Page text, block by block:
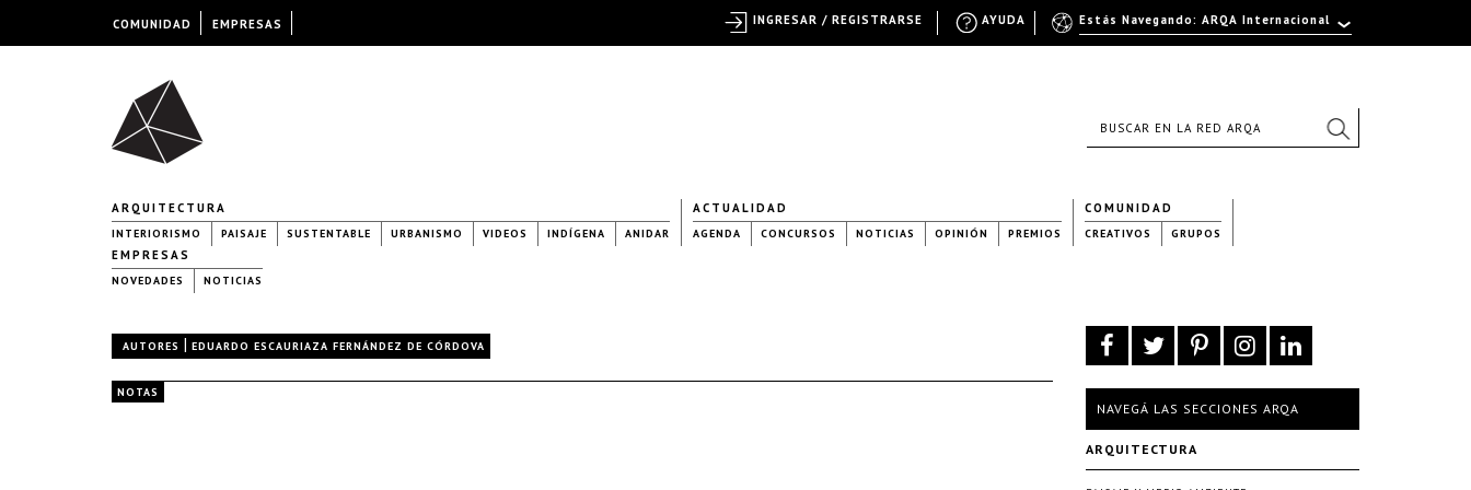
ARQUITECTURA
INTERIORISMO PAISAJE SUSTENTABLE URBANISMO VIDEOS INDÍGENA ANIDAR
ACTUALIDAD
AGENDA CONCURSOS NOTICIAS OPINIÓN PREMIOS
COMUNIDAD
CREATIVOS GRUPOS
EMPRESAS
NOVEDADES NOTICIAS
AUTORES | EDUARDO ESCAURIAZA FERNÁNDEZ DE CÓRDOVA
NOTAS
NAVEGÁ LAS SECCIONES ARQA
ARQUITECTURA
COMUNIDAD EMPRESAS Estás Navegando: ARQA Internacional
AYUDA
INGRESAR / REGISTRARSE